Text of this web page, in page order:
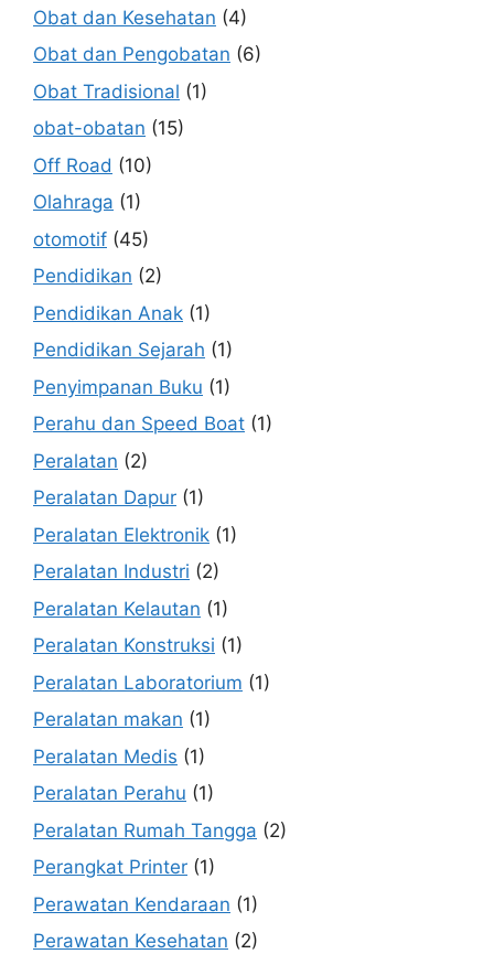
Obat dan Kesehatan (4)
Obat dan Pengobatan (6)
Obat Tradisional (1)
obat-obatan (15)
Off Road (10)
Olahraga (1)
otomotif (45)
Pendidikan (2)
Pendidikan Anak (1)
Pendidikan Sejarah (1)
Penyimpanan Buku (1)
Perahu dan Speed Boat (1)
Peralatan (2)
Peralatan Dapur (1)
Peralatan Elektronik (1)
Peralatan Industri (2)
Peralatan Kelautan (1)
Peralatan Konstruksi (1)
Peralatan Laboratorium (1)
Peralatan makan (1)
Peralatan Medis (1)
Peralatan Perahu (1)
Peralatan Rumah Tangga (2)
Perangkat Printer (1)
Perawatan Kendaraan (1)
Perawatan Kesehatan (2)